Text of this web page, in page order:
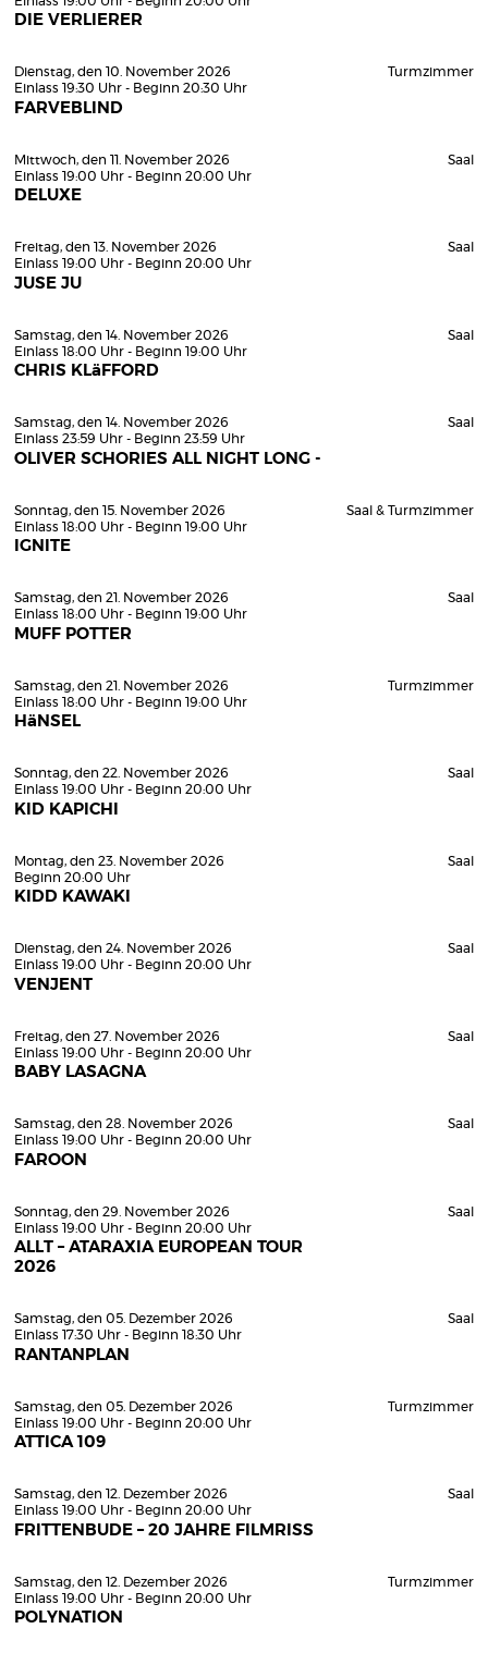
DIE VERLIERER
Dienstag, den 10. November 2026
Einlass 19:30 Uhr - Beginn 20:30 Uhr
FARVEBLIND
Turmzimmer
Mittwoch, den 11. November 2026
Einlass 19:00 Uhr - Beginn 20:00 Uhr
DELUXE
Saal
Freitag, den 13. November 2026
Einlass 19:00 Uhr - Beginn 20:00 Uhr
JUSE JU
Saal
Samstag, den 14. November 2026
Einlass 18:00 Uhr - Beginn 19:00 Uhr
CHRIS KLäFFORD
Saal
Samstag, den 14. November 2026
Einlass 23:59 Uhr - Beginn 23:59 Uhr
OLIVER SCHORIES ALL NIGHT LONG -
Saal
Sonntag, den 15. November 2026
Einlass 18:00 Uhr - Beginn 19:00 Uhr
IGNITE
Saal & Turmzimmer
Samstag, den 21. November 2026
Einlass 18:00 Uhr - Beginn 19:00 Uhr
MUFF POTTER
Saal
Samstag, den 21. November 2026
Einlass 18:00 Uhr - Beginn 19:00 Uhr
HäNSEL
Turmzimmer
Sonntag, den 22. November 2026
Einlass 19:00 Uhr - Beginn 20:00 Uhr
KID KAPICHI
Saal
Montag, den 23. November 2026
Beginn 20:00 Uhr
KIDD KAWAKI
Saal
Dienstag, den 24. November 2026
Einlass 19:00 Uhr - Beginn 20:00 Uhr
VENJENT
Saal
Freitag, den 27. November 2026
Einlass 19:00 Uhr - Beginn 20:00 Uhr
BABY LASAGNA
Saal
Samstag, den 28. November 2026
Einlass 19:00 Uhr - Beginn 20:00 Uhr
FAROON
Saal
Sonntag, den 29. November 2026
Einlass 19:00 Uhr - Beginn 20:00 Uhr
ALLT – ATARAXIA EUROPEAN TOUR
2026
Saal
Samstag, den 05. Dezember 2026
Einlass 17:30 Uhr - Beginn 18:30 Uhr
RANTANPLAN
Saal
Samstag, den 05. Dezember 2026
Einlass 19:00 Uhr - Beginn 20:00 Uhr
ATTICA 109
Turmzimmer
Samstag, den 12. Dezember 2026
Einlass 19:00 Uhr - Beginn 20:00 Uhr
FRITTENBUDE – 20 JAHRE FILMRISS
Saal
Samstag, den 12. Dezember 2026
Einlass 19:00 Uhr - Beginn 20:00 Uhr
POLYNATION
Turmzimmer